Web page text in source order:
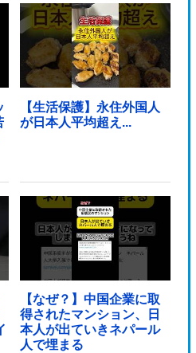
【生活保護】永住外国人
が日本人平均超え...
【なぜ？】中国企業に取
得されたマンション、日
本人が出ていきネパール
人で埋まる